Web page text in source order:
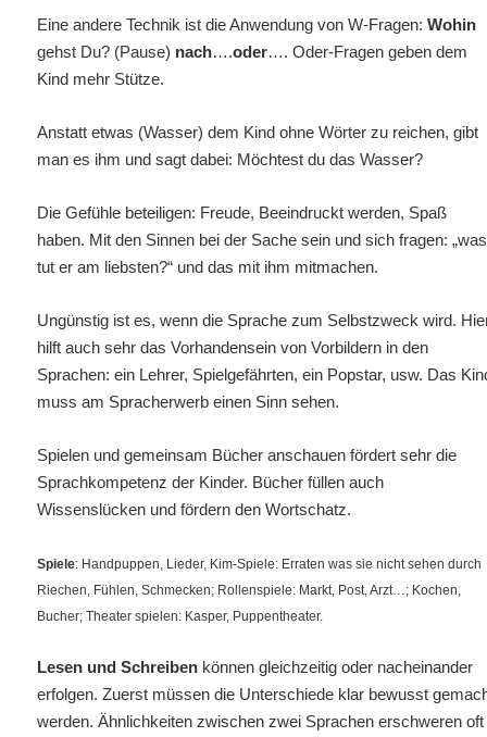
Eine andere Technik ist die Anwendung von W-Fragen:Wohin
gehst Du? (Pause) nach….oder…. Oder-Fragen geben dem
Kind mehr Stütze.
Anstatt etwas (Wasser) dem Kind ohne Wörter zu reichen, gibt
man es ihm und sagt dabei: Möchtest du das Wasser?
Die Gefühle beteiligen: Freude, Beeindruckt werden, Spaß
haben. Mit den Sinnen bei der Sache sein und sich fragen: „was
tut er am liebsten?“ und das mit ihm mitmachen.
Ungünstig ist es, wenn die Sprache zum Selbstzweck wird.
hilft auch sehr das Vorhandensein von Vorbildern in den
Sprachen: ein Lehrer, Spielgefährten, ein Popstar, usw. Das
muss am Spracherwerb einen Sinn sehen.
Spielen und gemeinsam Bücher anschauen fördert sehr die
Sprachkompetenz der Kinder. Bücher füllen auch
Wissenslücken und fördern den Wortschatz.
Spiele: Handpuppen, Lieder, Kim-Spiele: Erraten was sie nicht sehen durch
Riechen, Fühlen, Schmecken; Rollenspiele: Markt, Post, Arzt…; Kochen,
Bucher; Theater spielen: Kasper, Puppentheater.
Lesen und Schreiben können gleichzeitig oder nacheinander
erfolgen. Zuerst müssen die Unterschiede klar bewusst
werden. Ähnlichkeiten zwischen zwei Sprachen erschweren oft